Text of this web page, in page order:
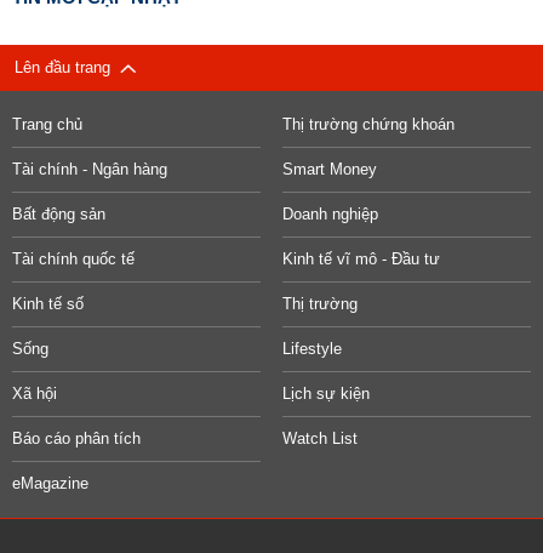
Lên đầu trang
Trang chủ Thị trường chứng khoán
Tài chính - Ngân hàng Smart Money
Bất động sản Doanh nghiệp
Tài chính quốc tế Kinh tế vĩ mô - Đầu tư
Kinh tế số Thị trường
Sống Lifestyle
Xã hội Lịch sự kiện
Báo cáo phân tích Watch List
eMagazine